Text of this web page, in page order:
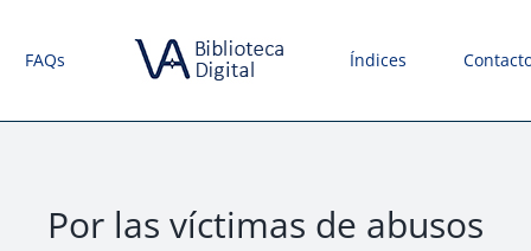
FAQs Índices
Por las víctimas de abusos